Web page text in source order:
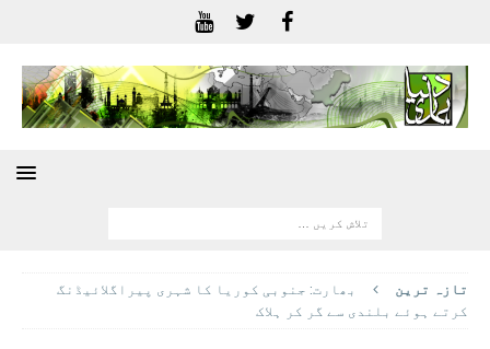
تازہ ترين
بھارت: جنوبی کوریا کا شہری پیراگلائیڈنگ
کرتے ہوئے بلندی سے گر کر ہلاک